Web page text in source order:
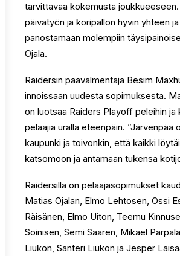
tarvittavaa kokemusta
päivätyön ja koripallon hyvin yhteen
panostamaan molempiin
Ojala.
Raidersin päävalmentaja Besim
innoissaan uudesta sopimuksesta.
on luotsaa Raiders Playoff peleihin ja
pelaajia uralla eteenpäin. ”Järvenpää
kaupunki ja toivonkin, että kaikki
katsomoon ja antamaan tukensa
Raidersilla on pelaajasopimukset
Matias Ojalan, Elmo Lehtosen, Ossi
Räisänen, Elmo Uiton, Teemu
Soinisen, Semi Saaren, Mikael
Liukon, Santeri Liukon ja Jesper